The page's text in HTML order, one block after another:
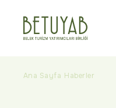
Ana Sayfa Haberler